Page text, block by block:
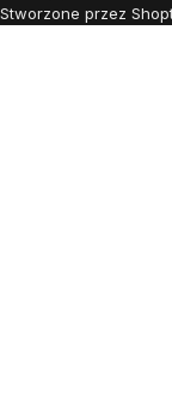
Stworzone przez